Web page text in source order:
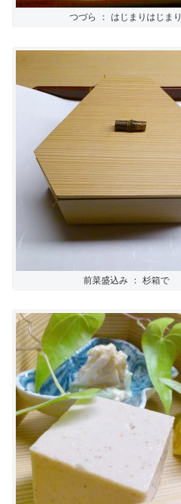
つづら ： はじまりはじまり
前菜盛込み ： 杉箱で